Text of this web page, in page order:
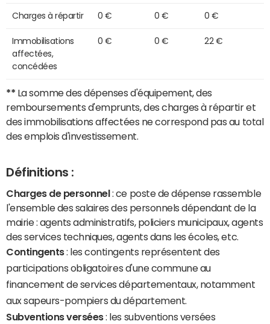
Charges à répartir 0 € 0 € 0 €
Immobilisations
affectées,
concédées
0 € 0 € 22 €
** La somme des dépenses d'équipement, des
remboursements d'emprunts, des charges à répartir et
des immobilisations affectées ne correspond pas au total
des emplois d'investissement.
Définitions :
Charges de personnel : ce poste de dépense rassemble
l'ensemble des salaires des personnels dépendant de la
mairie : agents administratifs, policiers municipaux, agents
des services techniques, agents dans les écoles, etc.
Contingents: les contingents représentent des
participations obligatoires d'une commune au
financement de services départementaux, notamment
aux sapeurs-pompiers du département.
Subventions versées: les subventions versées